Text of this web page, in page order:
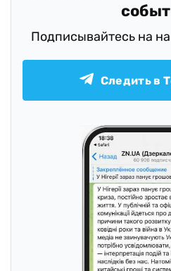
Подписывайтесь на
Следить в